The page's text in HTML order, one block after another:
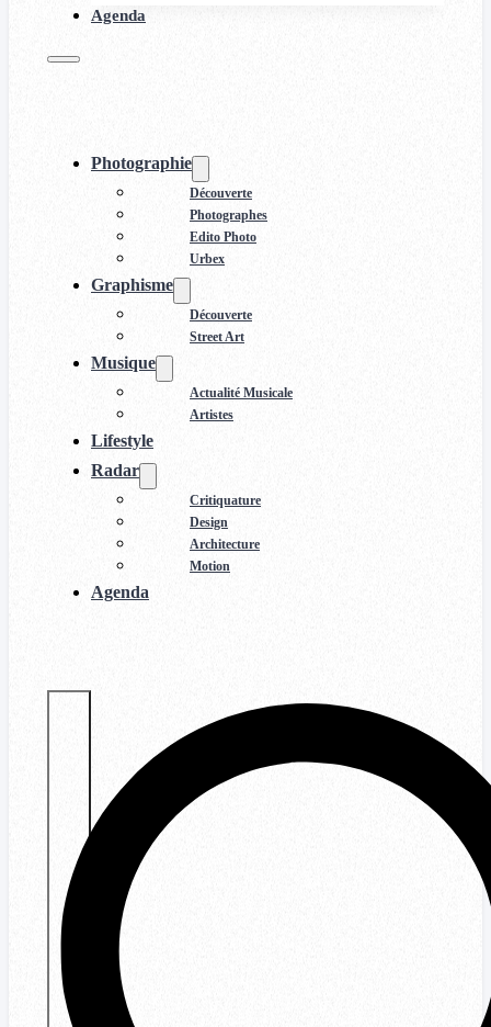
Agenda
Photographie
Découverte
Photographes
Edito Photo
Urbex
Graphisme
Découverte
Street Art
Musique
Actualité Musicale
Artistes
Lifestyle
Radar
Critiquature
Design
Architecture
Motion
Agenda